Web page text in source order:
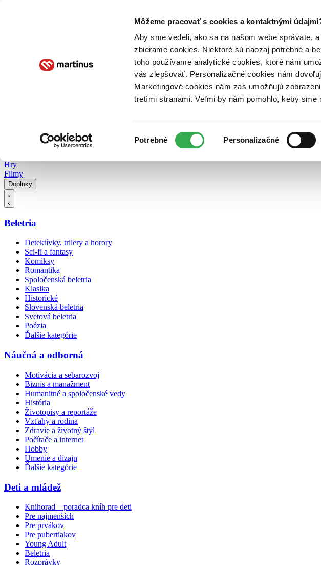
Môžeme pracovať s cookies a kontaktnými
Aby sme vedeli, ako sa na našom webe správate,
zbierame cookies. Niektoré sú naozaj potrebné a
toho používame analytické cookies, ktoré nám
vás zlepšovať. Personalizačné cookies nám
Marketingové cookies nám zas umožňujú
tretími stranami. Veľmi by nám pomohlo, keby
súhlasu
Potrebné Personalizačné
Poukážky Kontakt
Hry
Filmy
Doplnky
Beletria
Detektívky, trilery a horory
Sci-fi a fantasy
Komiksy
Romantika
Spoločenská beletria
Klasika
Historické
Slovenská beletria
Svetová beletria
Poézia
Ďalšie kategórie
Náučná a odborná
Motivácia a sebarozvoj
Biznis a manažment
Humanitné a spoločenské vedy
História
Životopisy a reportáže
Vzťahy a rodina
Zdravie a životný štýl
Počítače a internet
Hobby
Umenie a dizajn
Ďalšie kategórie
Deti a mládež
Knihorad – poradca kníh pre deti
Pre najmenších
Pre prvákov
Pre pubertiakov
Young Adult
Beletria
Rozprávky